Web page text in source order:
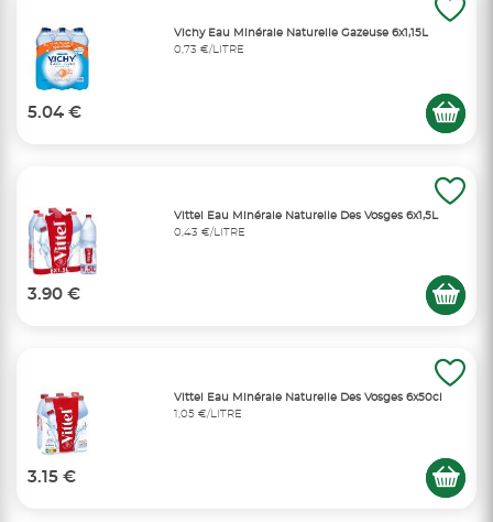
Vichy Eau Minérale Naturelle Gazeuse 6x1,15L
0,73 €/LITRE
5.04 €
Vittel Eau Minérale Naturelle Des Vosges 6x1,5L
0,43 €/LITRE
3.90 €
Vittel Eau Minérale Naturelle Des Vosges 6x50cl
1,05 €/LITRE
3.15 €